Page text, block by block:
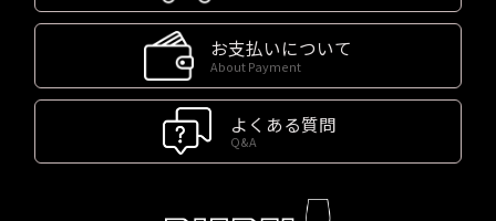
お支払いについて
About Payment
よくある質問
Q&A